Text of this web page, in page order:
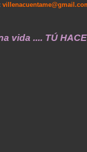
HACES